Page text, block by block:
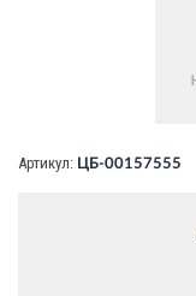
Артикул: ЦБ-00157555